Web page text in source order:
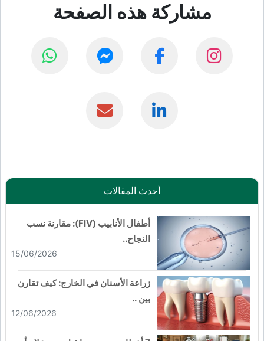
مشاركة هذه الصفحة
أحدث المقالات
أطفال الأنابيب (FIV): مقارنة نسب
النجاح..
15/06/2026
زراعة الأسنان في الخارج: كيف تقارن
بين ..
12/06/2026